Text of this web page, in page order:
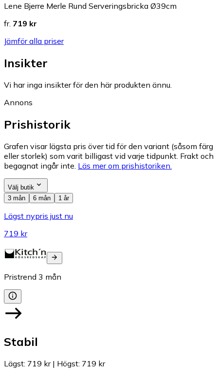
Lene Bjerre Merle Rund Serveringsbricka Ø39cm
fr. 719 kr
Jämför alla priser
Insikter
Vi har inga insikter för den här produkten ännu.
Annons
Prishistorik
Grafen visar lägsta pris över tid för den variant (såsom färg
eller storlek) som varit billigast vid varje tidpunkt. Frakt och
begagnat ingår inte. Läs mer om prishistoriken.
Välj butik
3 mån
6 mån 1 år
Lägst nypris just nu
719 kr
Pristrend 3 mån
Stabil
Lägst: 719 kr| Högst: 719 kr